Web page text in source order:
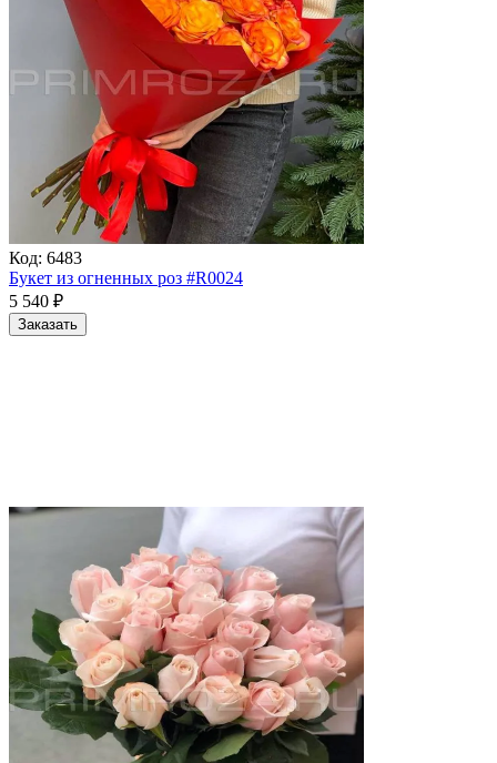
Код: 6483
Букет из огненных роз #R0024
5 540 ₽
Заказать